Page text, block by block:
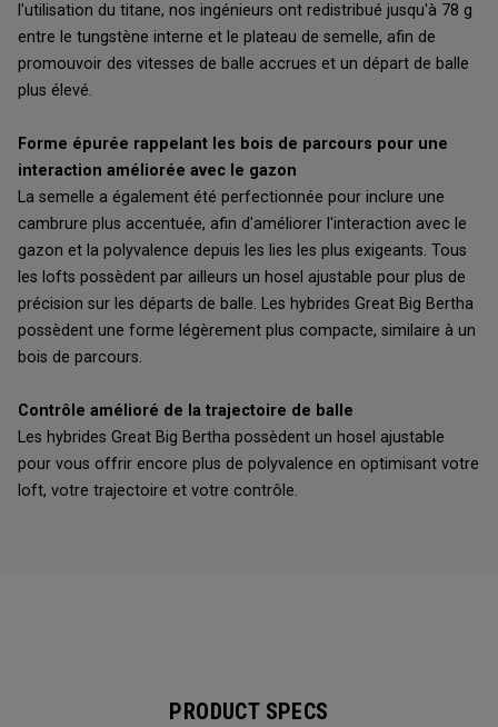
l'utilisation du titane, nos ingénieurs ont redistribué jusqu'à 78 g
entre le tungstène interne et le plateau de semelle, afin de
promouvoir des vitesses de balle accrues et un départ de balle
plus élevé.
Forme épurée rappelant les bois de parcours pour une
interaction améliorée avec le gazon
La semelle a également été perfectionnée pour inclure une
cambrure plus accentuée, afin d'améliorer l'interaction avec le
gazon et la polyvalence depuis les lies les plus exigeants. Tous
les lofts possèdent par ailleurs un hosel ajustable pour plus de
précision sur les départs de balle. Les hybrides Great Big Bertha
possèdent une forme légèrement plus compacte, similaire à un
bois de parcours.
Contrôle amélioré de la trajectoire de balle
Les hybrides Great Big Bertha possèdent un hosel ajustable
pour vous offrir encore plus de polyvalence en optimisant votre
loft, votre trajectoire et votre contrôle.
PRODUCT SPECS